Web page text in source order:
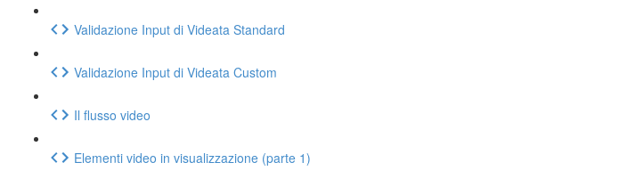
Validazione Input di Videata Standard
Validazione Input di Videata Custom
Il flusso video
Elementi video in visualizzazione (parte 1)